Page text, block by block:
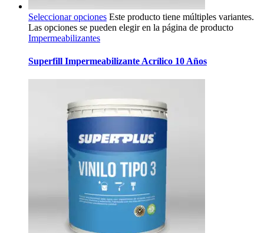
Seleccionar opciones Este producto tiene múltiples variantes.
Las opciones se pueden elegir en la página de producto
Impermeabilizantes
Superfill Impermeabilizante Acrílico 10 Años